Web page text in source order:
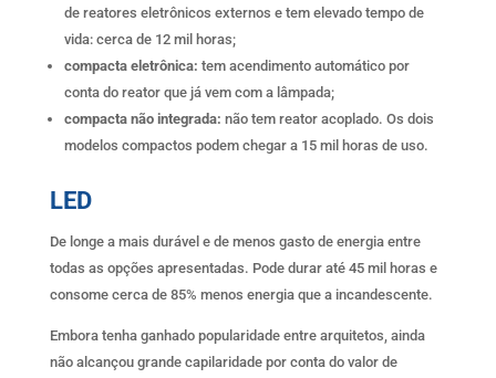
de reatores eletrônicos externos e tem elevado tempo de
vida: cerca de 12 mil horas;
compacta eletrônica: tem acendimento automático por
conta do reator que já vem com a lâmpada;
compacta não integrada: não tem reator acoplado. Os dois
modelos compactos podem chegar a 15 mil horas de uso.
LED
De longe a mais durável e de menos gasto de energia entre
todas as opções apresentadas. Pode durar até 45 mil horas e
consome cerca de 85% menos energia que a incandescente.
Embora tenha ganhado popularidade entre arquitetos, ainda
não alcançou grande capilaridade por conta do valor de